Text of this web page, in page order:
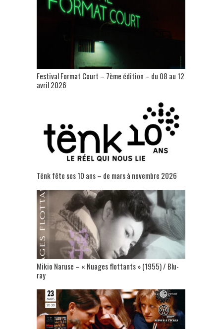
Festival Format Court – 7ème édition – du 08 au 12
avril 2026
Tënk fête ses 10 ans – de mars à novembre 2026
Mikio Naruse – « Nuages flottants » (1955) / Blu-
ray